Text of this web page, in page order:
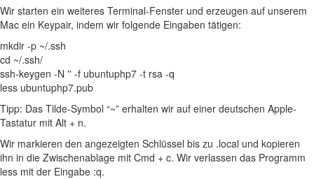
Wir starten ein weiteres Terminal-Fenster und erzeugen auf unserem
Mac ein Keypair, indem wir folgende Eingaben tätigen:
mkdir -p ~/.ssh
cd ~/.ssh/
ssh-keygen -N '' -f ubuntuphp7 -t rsa -q
less ubuntuphp7.pub
Tipp: Das Tilde-Symbol “~” erhalten wir auf einer deutschen Apple-
Tastatur mit Alt + n.
Wir markieren den angezeigten Schlüssel bis zu .local und kopieren
ihn in die Zwischenablage mit Cmd + c. Wir verlassen das Programm
less mit der Eingabe :q.